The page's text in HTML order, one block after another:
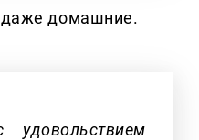
домашние.